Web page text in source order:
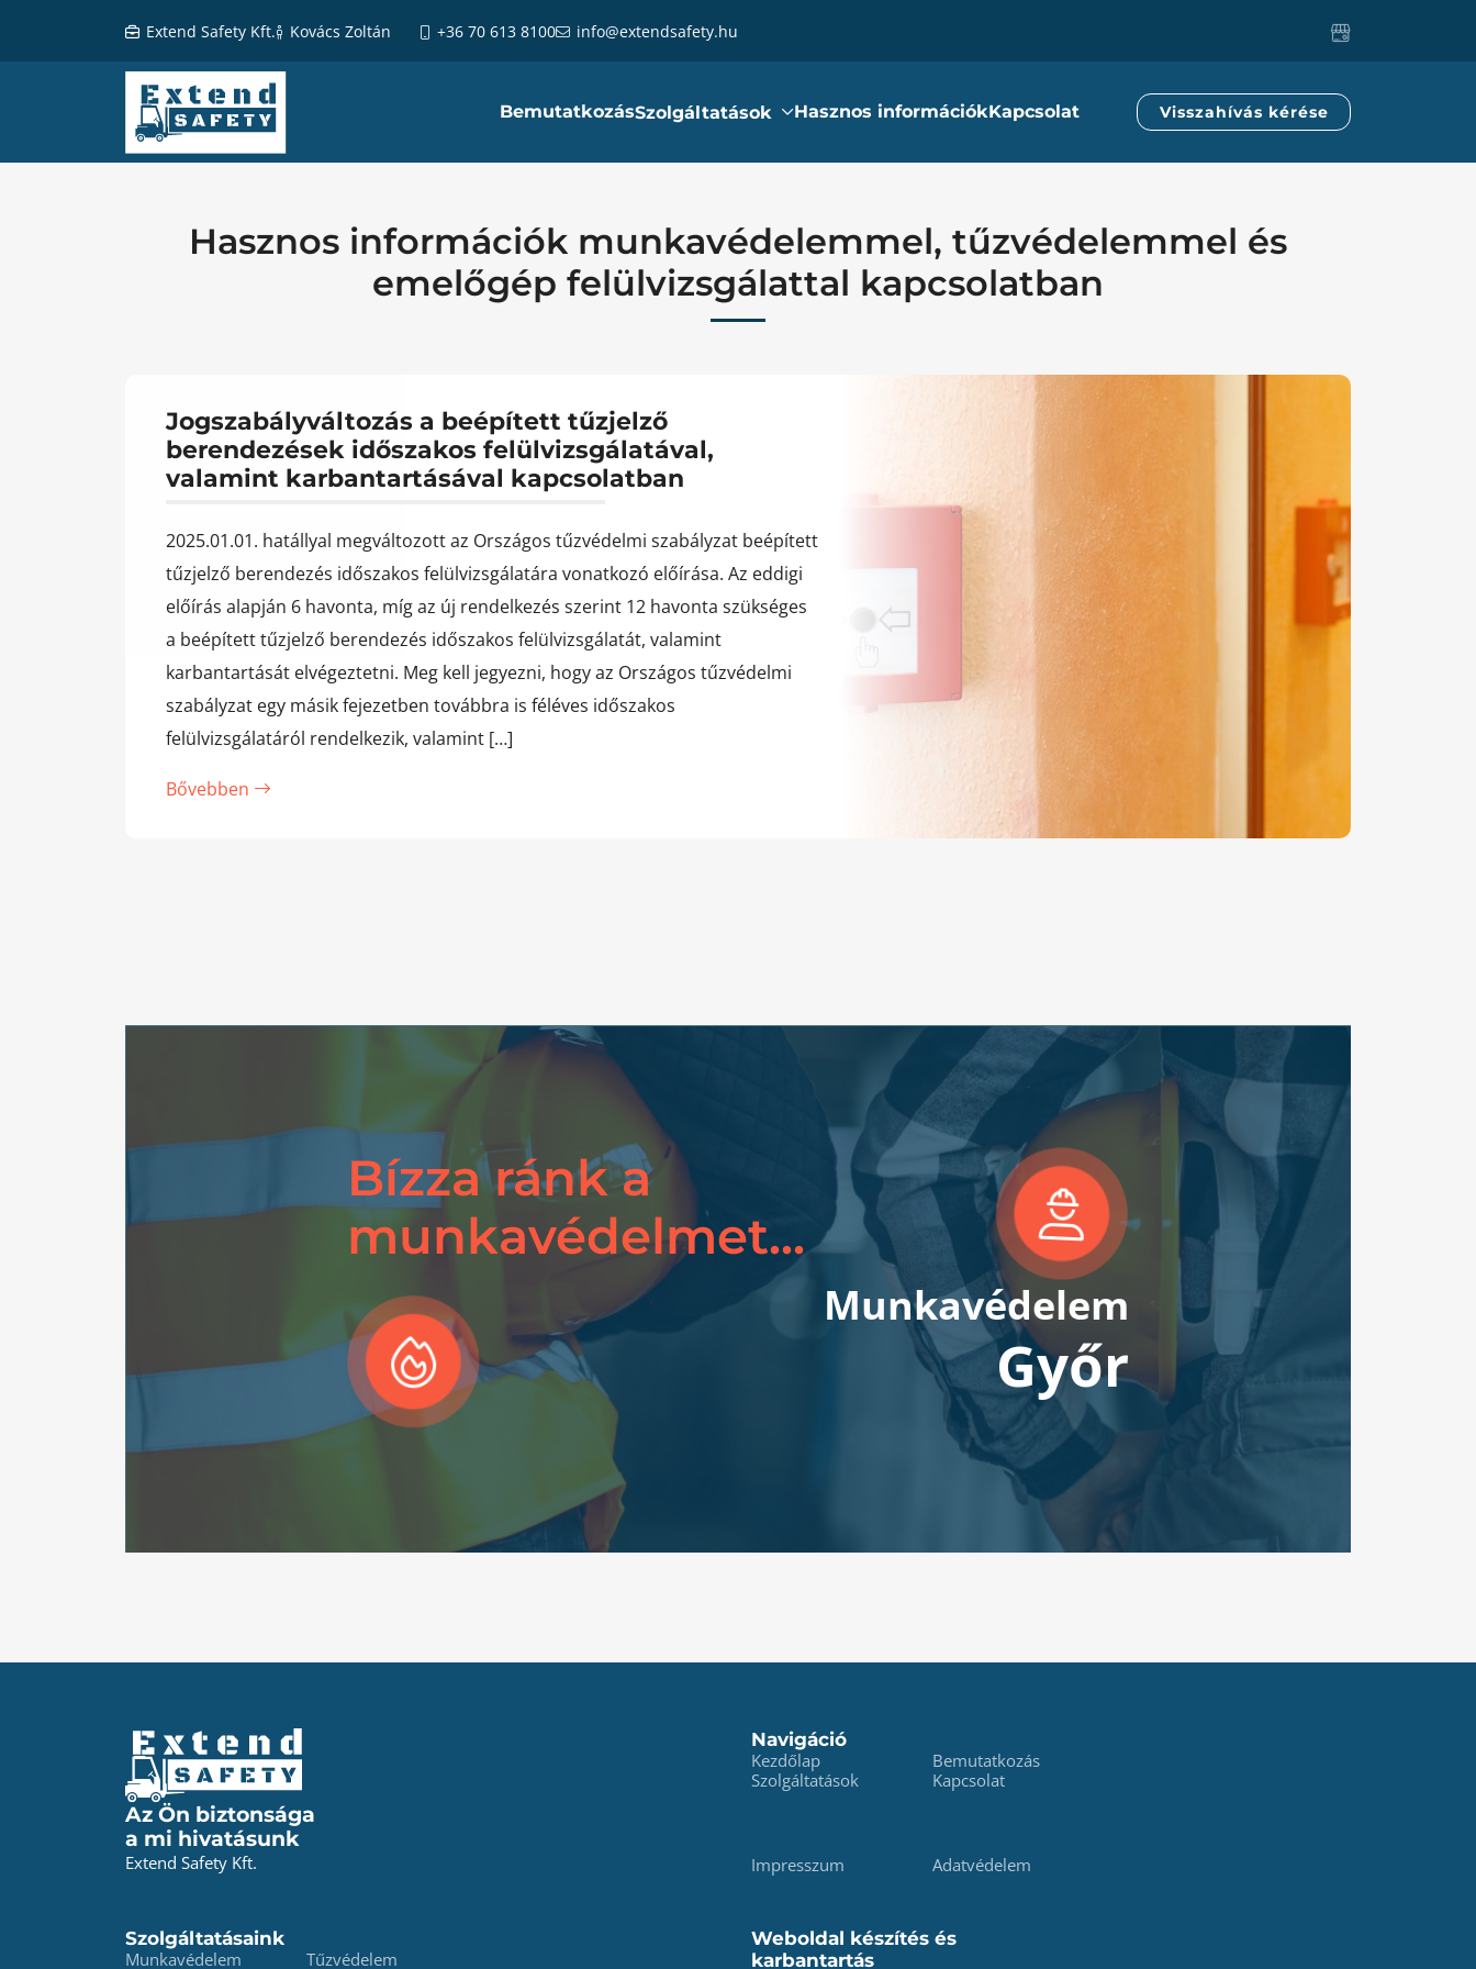
Extend Safety Kft. Kovács Zoltán +36 70 613 8100 info@extendsafety.hu
BemutatkozásSzolgáltatások Hasznos információkKapcsolat Visszahívás kérése
Hasznos információk munkavédelemmel, tűzvédelemmel és
emelőgép felülvizsgálattal kapcsolatban
Jogszabályváltozás a beépített tűzjelző
berendezések időszakos felülvizsgálatával,
valamint karbantartásával kapcsolatban
2025.01.01. hatállyal megváltozott az Országos tűzvédelmi szabályzat beépített
tűzjelző berendezés időszakos felülvizsgálatára vonatkozó előírása. Az eddigi
előírás alapján 6 havonta, míg az új rendelkezés szerint 12 havonta szükséges
a beépített tűzjelző berendezés időszakos felülvizsgálatát, valamint
karbantartását elvégeztetni. Meg kell jegyezni, hogy az Országos tűzvédelmi
szabályzat egy másik fejezetben továbbra is féléves időszakos
felülvizsgálatáról rendelkezik, valamint […]
Bővebben
Bízza ránk a
munkavédelmet...
Munkavédelem
Győr
Az Ön biztonsága
a mi hivatásunk
Extend Safety Kft.
Navigáció
Kezdőlap
Bemutatkozás
Szolgáltatások
Kapcsolat
Impresszum Adatvédelem
Szolgáltatásaink
Munkavédelem
Tűzvédelem
Weboldal készítés és
karbantartás